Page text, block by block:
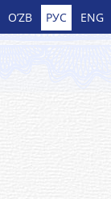
O’ZB РУС ENG